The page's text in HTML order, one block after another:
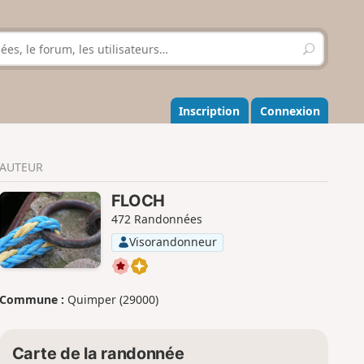
R
e
h
e
r
r
Inscription Connexion
AUTEUR
FLOCH
472 Randonnées
Visorandonneur
Commune : Quimper (29000)
Carte de la randonnée